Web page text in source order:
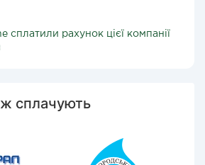
сплатили рахунок цієї компанії
сплачують